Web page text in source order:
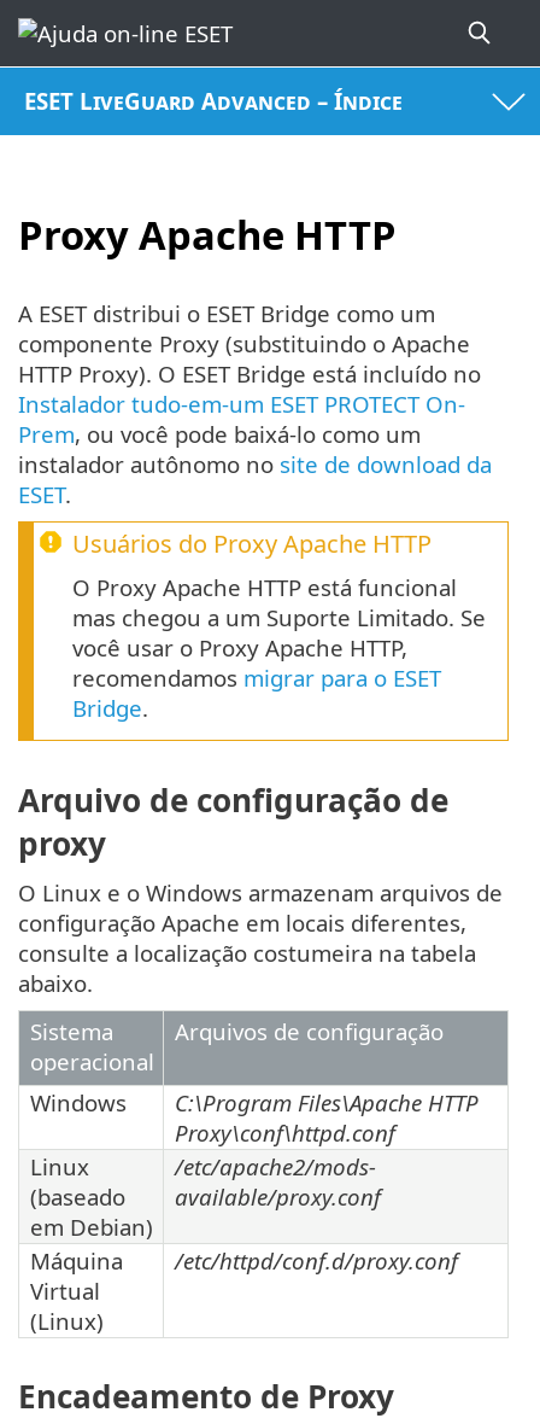
ESET LiveGuard Advanced – Índice
Proxy Apache HTTP
A ESET distribui o ESET Bridge como um
componente Proxy (substituindo o Apache
HTTP Proxy). O ESET Bridge está incluído no
Instalador tudo-em-um ESET PROTECT On-
Prem, ou você pode baixá-lo como um
instalador autônomo no site de download da
ESET.
Usuários do Proxy Apache HTTP
O Proxy Apache HTTP está funcional
mas chegou a um Suporte Limitado. Se
você usar o Proxy Apache HTTP,
recomendamos migrar para o ESET
Bridge.
Arquivo de configuração de
proxy
O Linux e o Windows armazenam arquivos de
configuração Apache em locais diferentes,
consulte a localização costumeira na tabela
abaixo.
Sistema
operacional
Arquivos de configuração
Windows
C:\Program Files\Apache HTTP
Proxy\conf\httpd.conf
Linux
(baseado
em Debian)
/etc/apache2/mods-
available/proxy.conf
Máquina
Virtual
(Linux)
/etc/httpd/conf.d/proxy.conf
Encadeamento de Proxy